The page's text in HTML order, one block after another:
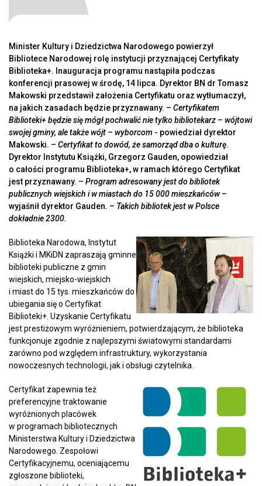
Minister Kultury i Dziedzictwa Narodowego powierzył
Bibliotece Narodowej rolę instytucji przyznającej Certyfikaty
Biblioteka+. Inauguracja programu nastąpiła podczas
konferencji prasowej w środę, 14 lipca. Dyrektor BN dr Tomasz
Makowski przedstawił założenia Certyfikatu oraz wytłumaczył,
na jakich zasadach będzie przyznawany. – Certyfikatem
Biblioteki+ będzie się mógł pochwalić nie tylko bibliotekarz – wójtowi
swojej gminy, ale także wójt – wyborcom - powiedział dyrektor
Makowski. – Certyfikat to dowód, że samorząd dba o kulturę.
Dyrektor Instytutu Książki, Grzegorz Gauden, opowiedział
o całości programu Biblioteka+, w ramach którego Certyfikat
jest przyznawany. – Program adresowany jest do bibliotek
publicznych wiejskich i w miastach do 15 000 mieszkańców–
wyjaśnił dyrektor Gauden. – Takich bibliotek jest w Polsce
dokładnie 2300.
Biblioteka Narodowa, Instytut
Książki i MKiDN zapraszają gminne
biblioteki publiczne z gmin
wiejskich, miejsko-wiejskich
i miast do 15 tys. mieszkańców do
ubiegania się o Certyfikat
Biblioteki+. Uzyskanie Certyfikatu
jest prestiżowym wyróżnieniem, potwierdzającym, że biblioteka
funkcjonuje zgodnie z najlepszymi światowymi standardami
zarówno pod względem infrastruktury, wykorzystania
nowoczesnych technologii, jak i obsługi czytelnika.
Certyfikat zapewnia też
preferencyjne traktowanie
wyróżnionych placówek
w programach bibliotecznych
Ministerstwa Kultury i Dziedzictwa
Narodowego. Zespołowi
Certyfikacyjnemu, oceniającemu
zgłoszone biblioteki,